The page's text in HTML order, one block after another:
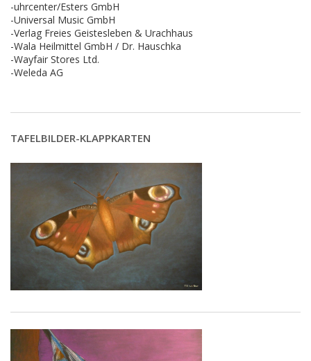
-uhrcenter/Esters GmbH
-Universal Music GmbH
-Verlag Freies Geistesleben & Urachhaus
-Wala Heilmittel GmbH / Dr. Hauschka
-Wayfair Stores Ltd.
-Weleda AG
TAFELBILDER-KLAPPKARTEN